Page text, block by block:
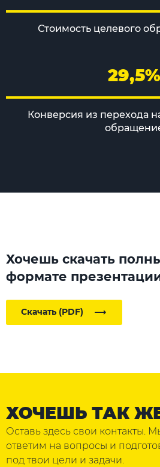
Стоимость целевого
29,5%
Конверсия из перехода
Хочешь скачать
формате
Скачать (PDF)
ХОЧЕШЬ ТАК
Оставь здесь свои контакты.
ответим на вопросы и
под твои цели и задачи.